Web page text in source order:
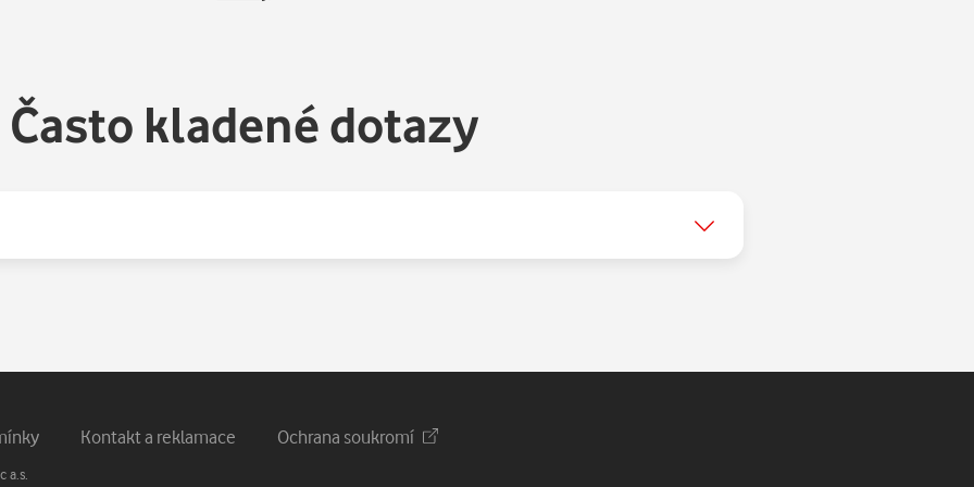
Často kladené dotazy
Kontakt a reklamace Ochrana soukromí
a.s.